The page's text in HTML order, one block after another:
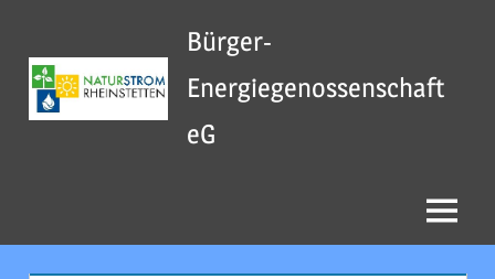
springen
Bürger-
Energiegenossenschaft
eG
Menu